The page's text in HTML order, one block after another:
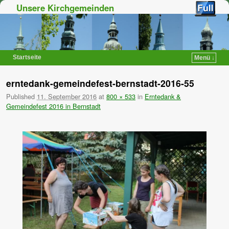
Unsere Kirchgemeinden
Startseite
Menü ↓
erntedank-gemeindefest-bernstadt-2016-55
Published 11. September 2016 at 800 × 533 in Erntedank &
Gemeindefest 2016 in Bernstadt